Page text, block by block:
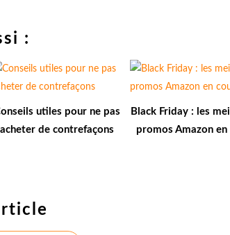
:
utiles pour ne pas
acheter de contrefaçons
Black Friday : les
promos Amazon en